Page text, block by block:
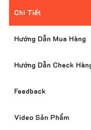
Hỗ Trợ Khách
Chi Tiết
Hướng Dẫn Mua Hàng
Hướng Dẫn Check
Feedback
Video Sản Phẩm